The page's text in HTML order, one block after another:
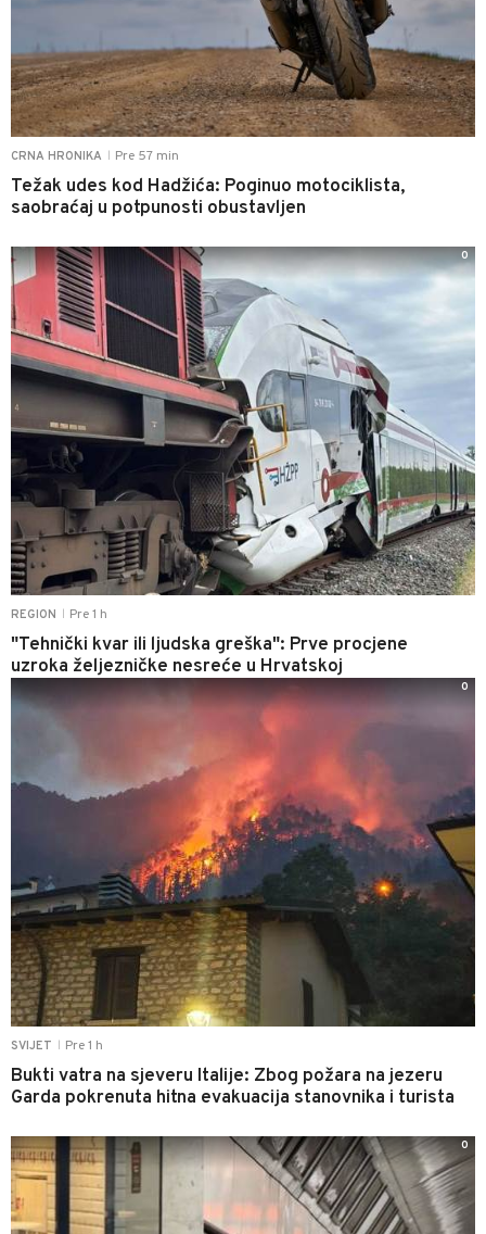
CRNA HRONIKA Pre 57 min
Težak udes kod Hadžića: Poginuo motociklista,
saobraćaj u potpunosti obustavljen
REGION Pre 1 h
"Tehnički kvar ili ljudska greška": Prve procjene
uzroka željezničke nesreće u Hrvatskoj
0
SVIJET Pre 1 h
Bukti vatra na sjeveru Italije: Zbog požara na jezeru
Garda pokrenuta hitna evakuacija stanovnika i turista
0
0